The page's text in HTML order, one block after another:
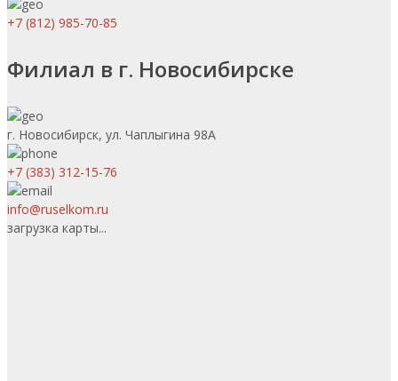
+7 (812) 985-70-85
Филиал в г. Новосибирске
г. Новосибирск, ул. Чаплыгина 98А
+7 (383) 312-15-76
info@ruselkom.ru
загрузка карты...